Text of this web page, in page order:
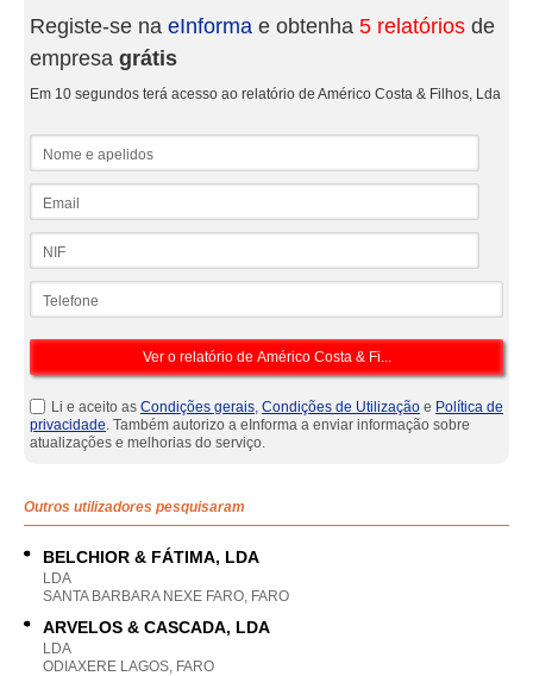
Registe-se na eInforma e obtenha 5 relatórios de
empresa grátis
Em 10 segundos terá acesso ao relatório de Américo Costa & Filhos, Lda
Li e aceito as Condições gerais, Condições de Utilização e Política de
privacidade. Também autorizo a eInforma a enviar informação sobre
atualizações e melhorias do serviço.
Outros utilizadores pesquisaram
BELCHIOR & FÁTIMA, LDA
LDA
SANTA BARBARA NEXE FARO, FARO
ARVELOS & CASCADA, LDA
LDA
ODIAXERE LAGOS, FARO